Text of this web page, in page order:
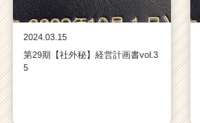
2024.03.15
第29期【社外秘】経営計画書vol.3
5